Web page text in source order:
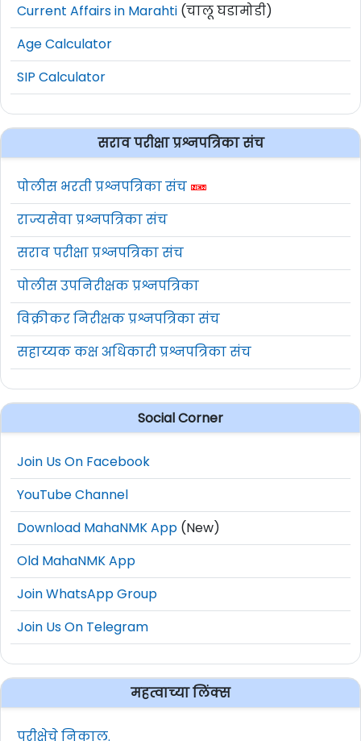
Current Affairs in Marahti (चालू घडामोडी)
Age Calculator
SIP Calculator
सराव परीक्षा प्रश्नपत्रिका संच
पोलीस भरती प्रश्नपत्रिका संच
राज्यसेवा प्रश्नपत्रिका संच
सराव परीक्षा प्रश्नपत्रिका संच
पोलीस उपनिरीक्षक प्रश्नपत्रिका
विक्रीकर निरीक्षक प्रश्नपत्रिका संच
सहाय्यक कक्ष अधिकारी प्रश्नपत्रिका संच
Social Corner
Join Us On Facebook
YouTube Channel
Download MahaNMK App (New)
Old MahaNMK App
Join WhatsApp Group
Join Us On Telegram
महत्वाच्या लिंक्स
परीक्षेचे निकाल.